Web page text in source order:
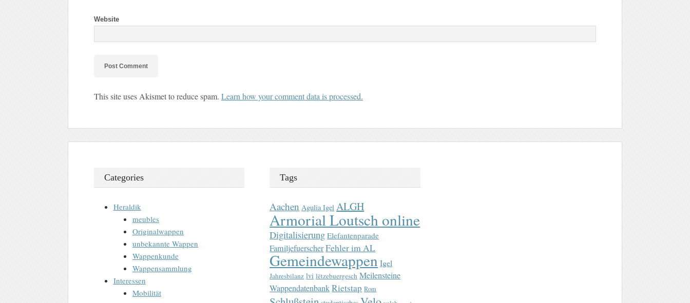
Website
This site uses Akismet to reduce spam. Learn how your comment data is processed.
Categories
Heraldik
meubles
Originalwappen
unbekannte Wappen
Wappenkunde
Wappensammlung
Interessen
Mobilität
Tags
Aachen Agulia Igel ALGH
Armorial Loutsch online
Digitalisierung Elefantenparade
FamiljefuerscherFehler im AL
Gemeindewappen Igel
Jahresbilanz lvi lëtzebuergesch Meilensteine
WappendatenbankRietstap Rom